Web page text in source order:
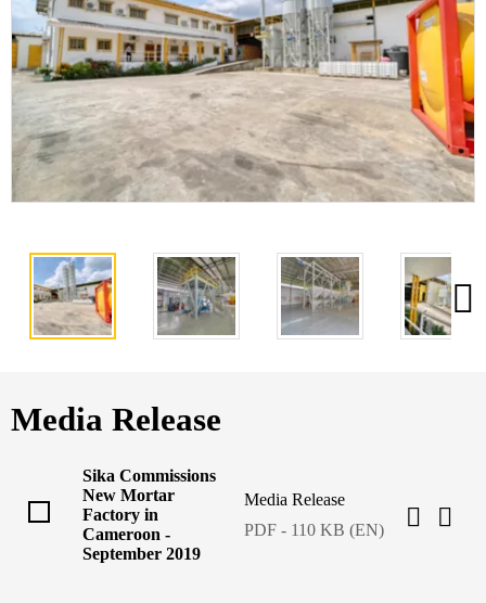
Media Release
Sika Commissions
New Mortar
Factory in
Cameroon -
September 2019
Media Release
PDF - 110 KB (EN)